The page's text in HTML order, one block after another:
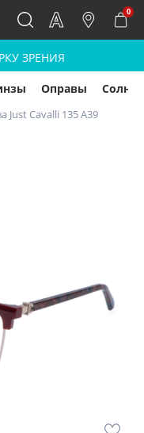
0
ЗРЕНИЯ
Оправы
Just Cavalli 135 A39